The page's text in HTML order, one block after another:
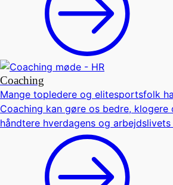
Coaching
Mange topledere og elitesportsfolk
Coaching kan gøre os bedre,
håndtere hverdagens og